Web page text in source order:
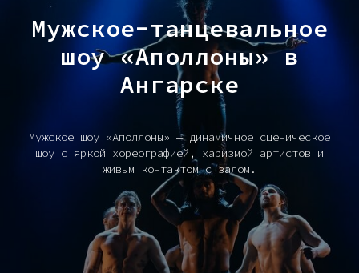
Мужское-танцевальное
шоу «Аполлоны» в
Ангарске
Мужское шоу «Аполлоны» — динамичное сценическое
шоу с яркой хореографией, харизмой артистов и
живым контактом с залом.